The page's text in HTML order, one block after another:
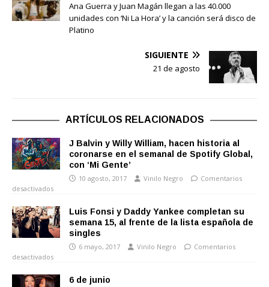
Ana Guerra y Juan Magán llegan a las 40.000
unidades con ‘Ni La Hora’ y la canción será disco de
Platino
SIGUIENTE
21 de agosto
ARTÍCULOS RELACIONADOS
J Balvin y Willy William, hacen historia al
coronarse en el semanal de Spotify Global,
con ‘Mi Gente’
10 agosto, 2017 Vinilo Negro
Comentarios
desactivados
Luis Fonsi y Daddy Yankee completan su
semana 15, al frente de la lista española de
singles
6 mayo, 2017 Vinilo Negro
Comentarios
desactivados
6 de junio